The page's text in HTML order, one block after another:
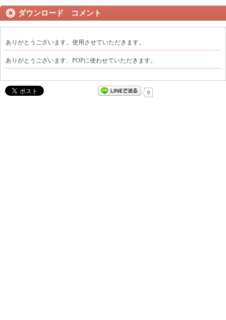
ダウンロード コメント
ありがとうございます。使用させていただきます。
ありがとうございます、POPに使わせていただきます。
0